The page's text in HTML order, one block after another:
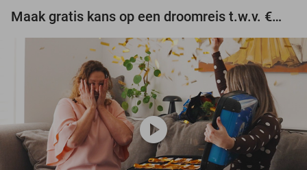
Maak gratis kans op een droomreis t.w.v. €3.000!
play_circle